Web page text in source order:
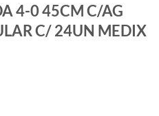
4-0 45CM C/AG
C/ 24UN MEDIX